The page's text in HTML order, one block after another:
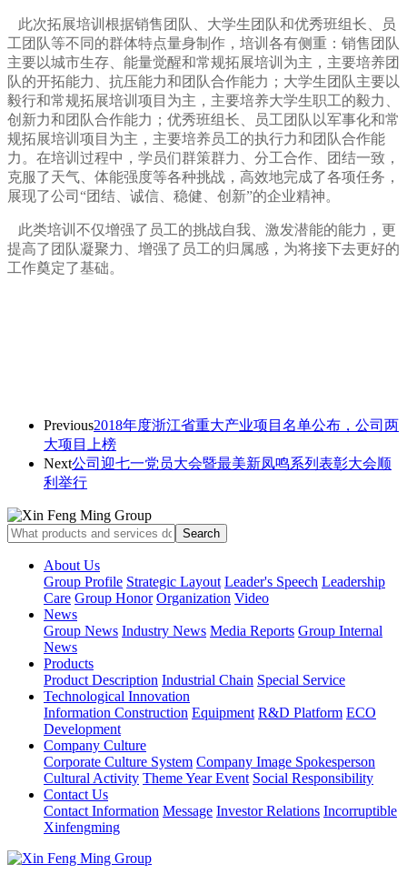
此次拓展培训 根据销售团队、大学生团队和优秀班组长、员
工团队等不同的群体特点量身制作，培训各有侧重：销售团队
主要以城市生存、能量觉醒和常规拓展培训为主，主要培养团
队的开拓能力、抗压能力和团队合作能力；大学生团队主要以
毅行和常规拓展培训项目为主，主要培养大学生职工的毅力、
创新力和团队合作能力；优秀班组长、员工团队以军事化和常
规拓展培训项目为主，主要培养员工的执行力和团队合作能
力。 在培训过程中，学员们群策群力、分工合作、团结一致，
克服了天气、体能强度等各种挑战，高效地完成了各项任务，
展现了公司“团结、诚信、稳健、创新”的企业精神。
此类培训不仅增强了员工的挑战自我、激发潜能的能力，更
提高了团队凝聚力、增强了员工的归属感，为将接下去更好的
工作奠定了基础。
Previous2018年度浙江省重大产业项目名单公布，公司两
大项目上榜
Next公司迎七一党员大会暨最美新凤鸣系列表彰大会顺
利举行
About Us
Group Profile Strategic Layout Leader's Speech Leadership
Care Group Honor Organization Video
News
Group News Industry News Media Reports Group Internal
News
Products
Product Description Industrial Chain Special Service
Technological Innovation
Information Construction Equipment R&D Platform ECO
Development
Company Culture
Corporate Culture System Company Image Spokesperson
Cultural Activity Theme Year Event Social Responsibility
Contact Us
Contact Information Message Investor Relations Incorruptible
Xinfengming